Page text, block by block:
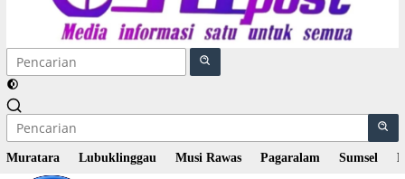
Muratara Lubuklinggau Musi Rawas Pagaralam Sumsel